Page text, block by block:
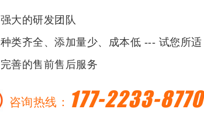
强大的研发团队
种类齐全、添加量少、成本低 --- 试您所适
完善的售前售后服务
咨询热线： 177-2233-8770